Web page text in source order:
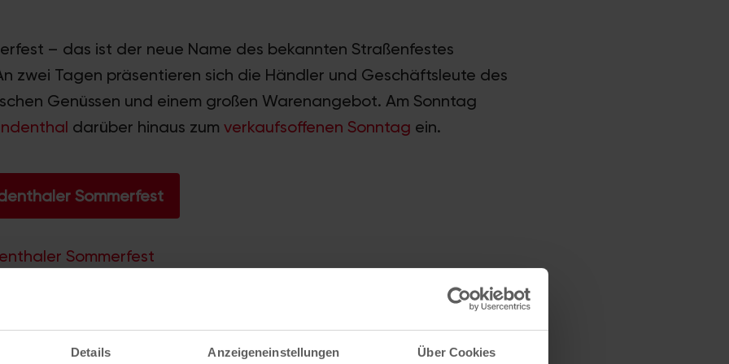
Details Anzeigeneinstellungen Über Cookies
– das ist der neue Name des bekannten Straßenfestes
zwei Tagen präsentieren sich die Händler und Geschäftsleute des
Genüssen und einem großen Warenangebot. Am Sonntag
darüber hinaus zum verkaufsoffenen Sonntag ein.
Sommerfest
Sommerfest